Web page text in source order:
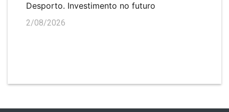
Desporto. Investimento no futuro
2/08/2026